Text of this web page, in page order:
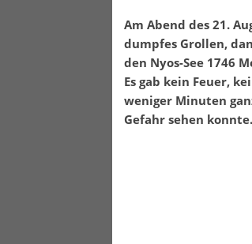
Am Abend des 21.
dumpfes Grollen,
den Nyos-See 1746
Es gab kein Feuer,
weniger Minuten
Gefahr sehen konnte.